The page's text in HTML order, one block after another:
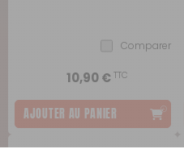
Comparer
10,90 €TTC
AJOUTER AU PANIER